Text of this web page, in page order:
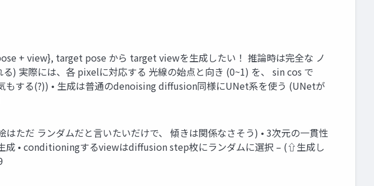
+ view}, target pose から target viewを生成したい！ 推論時は完全な ノ
) 実際には、各 pixelに対応する 光線の始点と向き (0~1) を、 sin cos で
する(?)) • 生成は普通のdenoising diffusion同様にUNet系を使う (UNetが
だ ランダムだと言いたいだけで、 傾きは関係なさそう) • 3次元の一貫性
• conditioningするviewはdiffusion step枚にランダムに選択 – (⇧生成し